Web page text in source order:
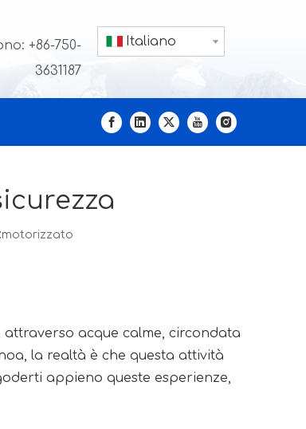
+86-750-
3631187
Italiano
motorizzato
acque calme, circondata
la realtà è che questa attività
appieno queste esperienze,